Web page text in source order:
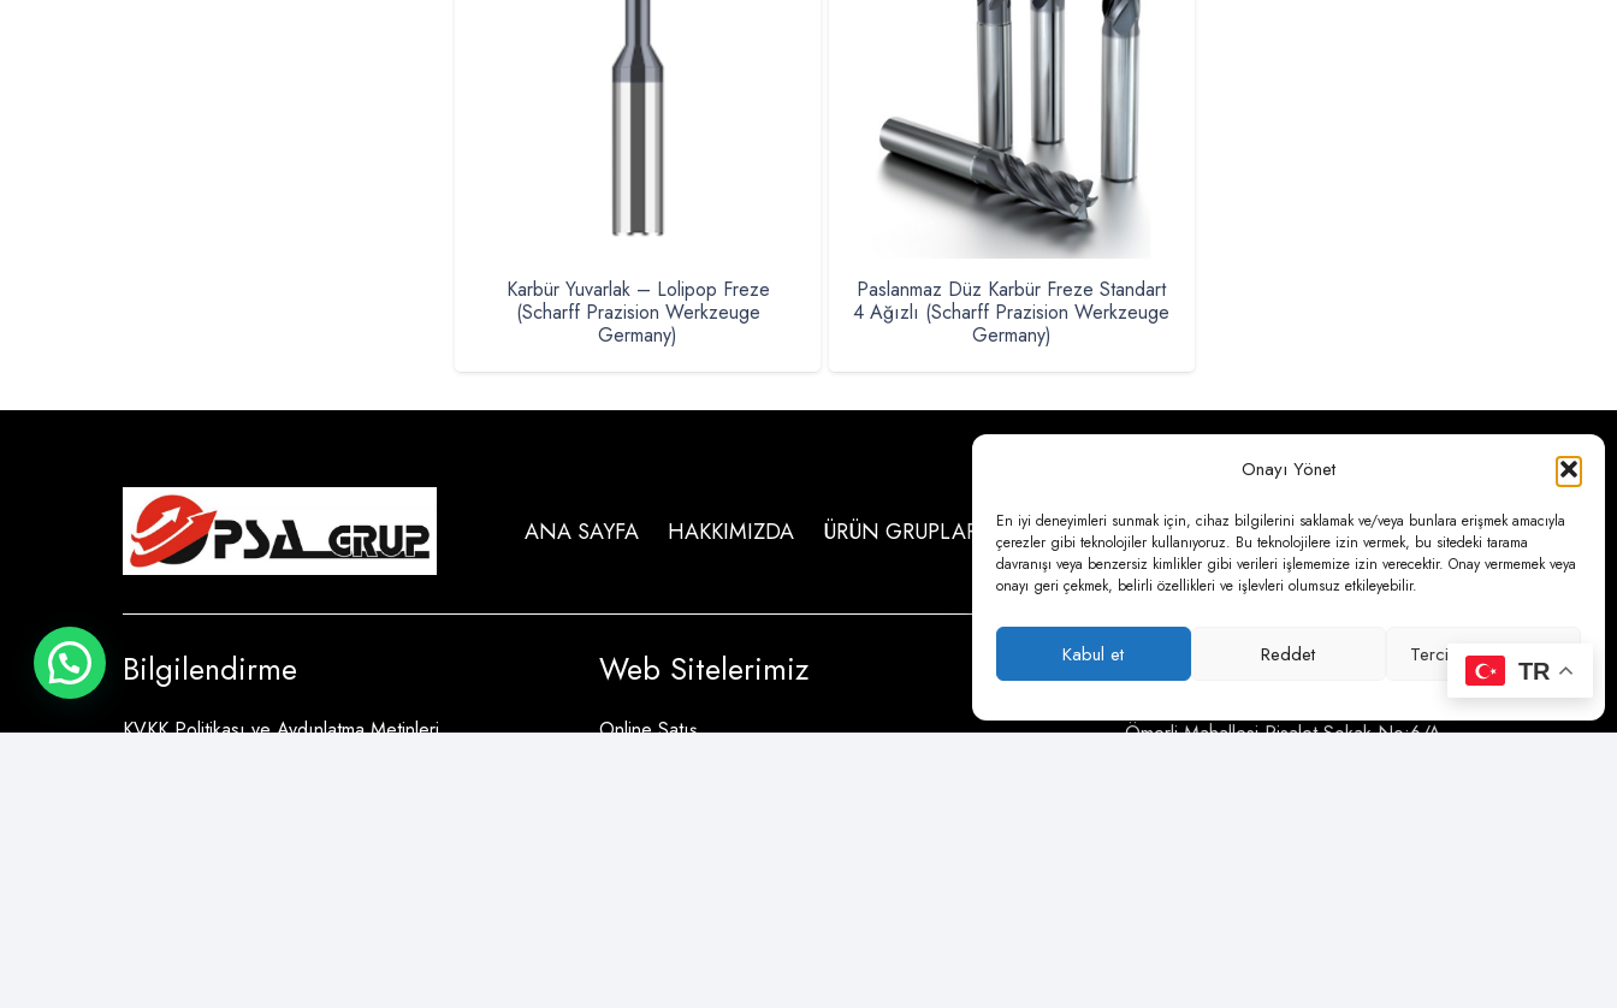
Onayı Yönet
En iyi deneyimleri sunmak için, cihaz bilgilerini saklamak ve/veya bunlara erişmek amacıyla
çerezler gibi teknolojiler kullanıyoruz. Bu teknolojilere izin vermek, bu sitedeki tarama
davranışı veya benzersiz kimlikler gibi verileri işlememize izin verecektir. Onay vermemek veya
onayı geri çekmek, belirli özellikleri ve işlevleri olumsuz etkileyebilir.
Kabul et Reddet Tercihleri görüntüle
Karbür Yuvarlak – Lolipop Freze
(Scharff Prazision Werkzeuge
Germany)
Paslanmaz Düz Karbür Freze Standart
4 Ağızlı (Scharff Prazision Werkzeuge
Germany)
ANA SAYFA HAKKIMIZDA ÜRÜN GRUPLARI İLETİŞİM Ürün Grupları
Bilgilendirme
KVKK Politikası ve Aydınlatma Metinleri
Web Sitelerimiz
Online Satış
İletişim Detayları
Ömerli Mahallesi Risalet Sokak No:6/A
TR